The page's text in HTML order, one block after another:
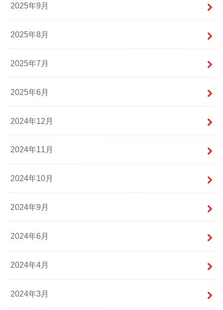
2025年9月
2025年8月
2025年7月
2025年6月
2024年12月
2024年11月
2024年10月
2024年9月
2024年6月
2024年4月
2024年3月